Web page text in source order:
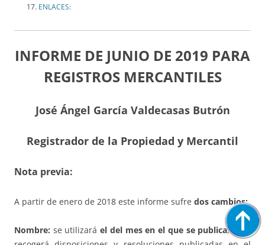
ENLACES:
INFORME DE JUNIO DE 2019 PARA
REGISTROS MERCANTILES
José Ángel García Valdecasas Butrón
Registrador de la Propiedad y Mercantil
Nota previa:
A partir de enero de 2018 este informe sufre dos cambios:
Nombre: se utilizaráel del mes en el que se publica, pero